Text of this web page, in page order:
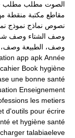
الصوت مطلب مطلب
مقاطع مكتبة منقطة
نصوص نماذج نموذج
وصف الشتاء وصف
وصف، الطبيعة وصف،
Année
apk
app
hygiène
Book
cahier
une bonne santé
Enseignement
les metiers
d'outils pour écrire
santé
et hygiène
talabiaeleve